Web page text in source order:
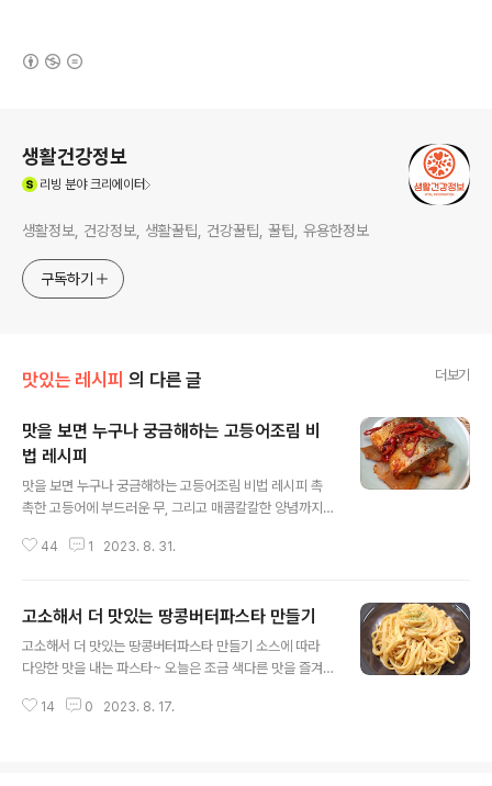
생활건강정보
리빙 분야 크리에이터
생활정보, 건강정보, 생활꿀팁, 건강꿀팁, 꿀팁, 유용한정보
구독하기
맛있는 레시피 의 다른 글 더보기
맛을 보면 누구나 궁금해하는 고등어조림 비
법 레시피
맛을 보면 누구나 궁금해하는 고등어조림 비법 레시피 촉
촉한 고등어에 부드러운 무, 그리고 매콤칼칼한 양념까지~
보세요. 비린내 없이 맛있는 고등어조림 레시피를 알려드
대 어렵지 않은 필승 레시피가 있어요^^ ★ 고등어, 무, 홍
고추, 간장, 맛술, 매실액기스, 올리고당, 멸치액젓, 들기름,
다진마늘, 고춧가루 양념부터 만들어볼게요. 간장2큰술,
요. (매실액기스는 설탕으로 대체 가능) 단짠단짠한 기본
44 1 2023. 8. 31.
고소해서 더 맛있는 땅콩버터파스타 만들기
고소해서 더 맛있는 땅콩버터파스타 만들기 소스에 따라
다양한 맛을 내는 파스타~ 오늘은 조금 색다른 맛을 즐겨
어때요? 처음 먹어보는 고소한 파스타맛에 퐁덩 빠지실 거
14 0 2023. 8. 17.